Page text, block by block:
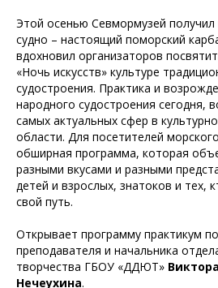
Этой осенью Севмормузей
судно – настоящий поморский
вдохновил организаторов
«Ночь искусств» культуре
судостроения. Практика и
народного судостроения сегодня,
самых актуальных сфер в
области. Для посетителей
обширная программа, которая
разными вкусами и разными
детей и взрослых, знатоков и тех,
свой путь.
Открывает программу практикум
преподавателя и начальника
творчества ГБОУ «ДДЮТ»
Нечеухина.